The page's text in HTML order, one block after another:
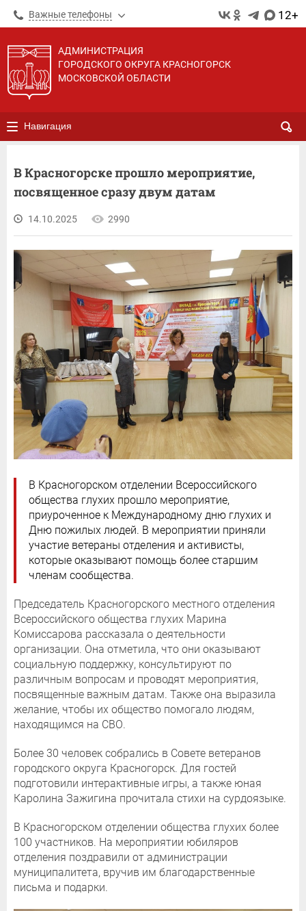
Важные телефоны 12+
АДМИНИСТРАЦИЯ
ГОРОДСКОГО ОКРУГА КРАСНОГОРСК
МОСКОВСКОЙ ОБЛАСТИ
Навигация
В Красногорске прошло мероприятие,
посвященное сразу двум датам
14.10.2025 2990
В Красногорском отделении Всероссийского
общества глухих прошло мероприятие,
приуроченное к Международному дню глухих и
Дню пожилых людей. В мероприятии приняли
участие ветераны отделения и активисты,
которые оказывают помощь более старшим
членам сообщества.
Председатель Красногорского местного отделения
Всероссийского общества глухих Марина
Комиссарова рассказала о деятельности
организации. Она отметила, что они оказывают
социальную поддержку, консультируют по
различным вопросам и проводят мероприятия,
посвященные важным датам. Также она выразила
желание, чтобы их общество помогало людям,
находящимся на СВО.
Более 30 человек собрались в Совете ветеранов
городского округа Красногорск. Для гостей
подготовили интерактивные игры, а также юная
Каролина Зажигина прочитала стихи на сурдоязыке.
В Красногорском отделении общества глухих более
100 участников. На мероприятии юбиляров
отделения поздравили от администрации
муниципалитета, вручив им благодарственные
письма и подарки.